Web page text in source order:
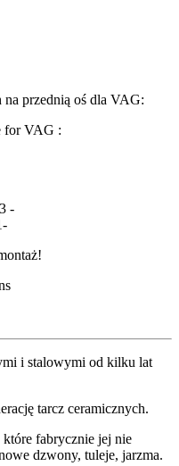
przednią oś dla VAG:
for VAG :
-
i stalowymi od kilku lat
tarcz ceramicznych.
fabrycznie jej nie
dzwony, tuleje, jarzma.